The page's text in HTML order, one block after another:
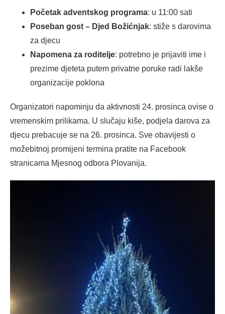
Početak adventskog programa: u 11:00 sati
Poseban gost – Djed Božićnjak: stiže s darovima
za djecu
Napomena za roditelje: potrebno je prijaviti ime i
prezime djeteta putem privatne poruke radi lakše
organizacije poklona
Organizatori napominju da aktivnosti 24. prosinca ovise o
vremenskim prilikama. U slučaju kiše, podjela darova za
djecu prebacuje se na 26. prosinca. Sve obavijesti o
možebitnoj promijeni termina pratite na Facebook
stranicama Mjesnog odbora Plovanija.